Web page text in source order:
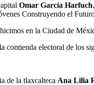
Omar García Harfuch
Construyendo el
hicimos en la Ciudad de
contienda electoral de los
de la tlaxcalteca Ana Lilia